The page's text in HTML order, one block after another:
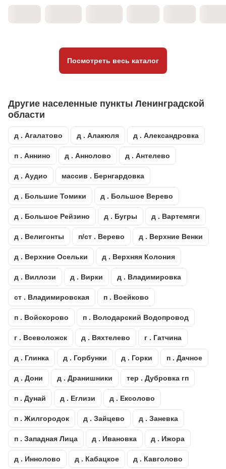
Посмотреть весь каталог
Другие населенные пункты Ленинградской
области
д . Агалатово д . Алакюля д . Александровка
п . Аннино д . Аннолово д . Антелево
д . Аудио массив . Бернгардовка
д . Большие Томики д . Большое Верево
д . Большое Рейзино д . Бугры д . Вартемяги
д . Велигонты п/ст . Верево д . Верхние Венки
д . Верхние Осельки д . Верхняя Колония
д . Виллози д . Вирки д . Владимировка
ст . Владимировская п . Воейково
п . Войскорово п . Володарский Водопровод
г . Всеволожск д . Вяхтелево г . Гатчина
д . Глинка д . Горбунки д . Горки п . Дачное
д . Дони д . Дранишники тер . Дубровка гп
п . Дунай д . Еглизи д . Ексолово
п . Жилгородок д . Зайцево д . Заневка
п . Западная Лица д . Ивановка д . Ижора
д . Иннолово д . Кабацкое д . Кавголово